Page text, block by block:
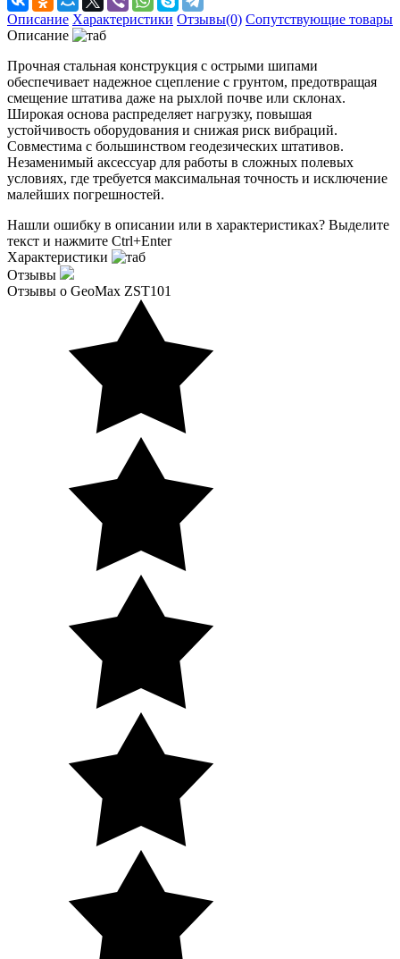
Описание Характеристики Отзывы(0) Сопутствующие товары
Описание
Прочная стальная конструкция с острыми шипами
обеспечивает надежное сцепление с грунтом, предотвращая
смещение штатива даже на рыхлой почве или склонах.
Широкая основа распределяет нагрузку, повышая
устойчивость оборудования и снижая риск вибраций.
Совместима с большинством геодезических штативов.
Незаменимый аксессуар для работы в сложных полевых
условиях, где требуется максимальная точность и исключение
малейших погрешностей.
Нашли ошибку в описании или в характеристиках? Выделите
текст и нажмите Ctrl+Enter
Характеристики
Отзывы
Отзывы о GeoMax ZST101